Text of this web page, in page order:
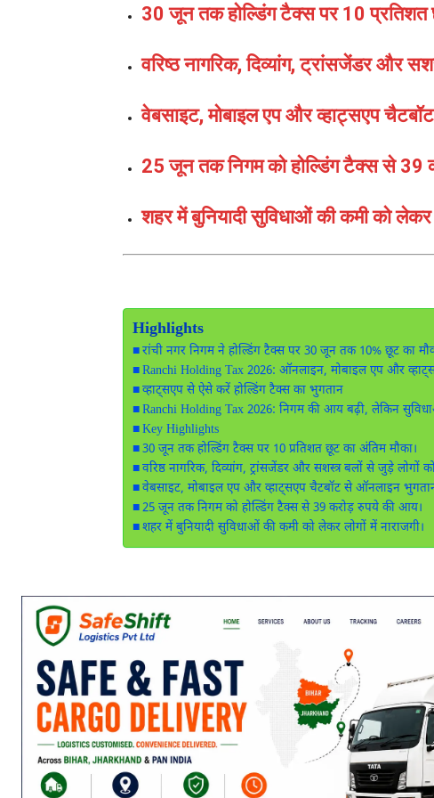
30 जून तक होल्डिंग टैक्स पर 10 प्रतिशत
वरिष्ठ नागरिक, दिव्यांग, ट्रांसजेंडर और
वेबसाइट, मोबाइल एप और व्हाट्सएप
25 जून तक निगम को होल्डिंग टैक्स से
शहर में बुनियादी सुविधाओं की कमी को लेकर
Highlights
रांची नगर निगम ने होल्डिंग टैक्स पर 30 जून तक 10% छूट का
Ranchi Holding Tax 2026: ऑनलाइन, मोबाइल एप और
व्हाट्सएप से ऐसे करें होल्डिंग टैक्स का भुगतान
Ranchi Holding Tax 2026: निगम की आय बढ़ी, लेकिन
Key Highlights
30 जून तक होल्डिंग टैक्स पर 10 प्रतिशत छूट का अंतिम मौका।
वरिष्ठ नागरिक, दिव्यांग, ट्रांसजेंडर और सशस्त्र बलों से जुड़े लोगों
वेबसाइट, मोबाइल एप और व्हाट्सएप चैटबॉट से ऑनलाइन
25 जून तक निगम को होल्डिंग टैक्स से 39 करोड़ रुपये की आय।
शहर में बुनियादी सुविधाओं की कमी को लेकर लोगों में नाराजगी।